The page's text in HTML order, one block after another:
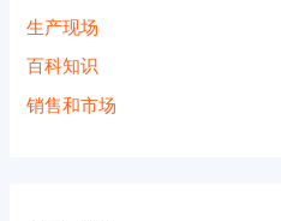
生产现场
百科知识
销售和市场